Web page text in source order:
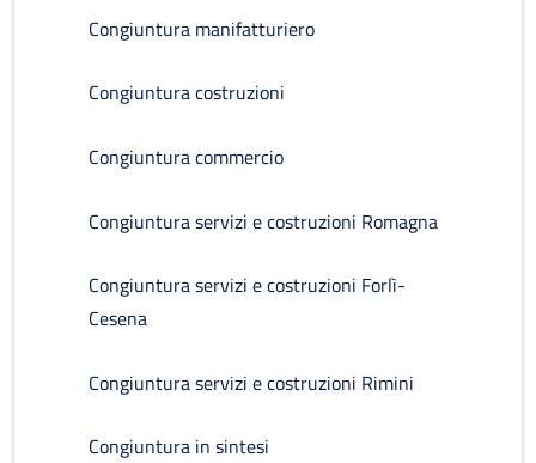
Congiuntura manifatturiero
Congiuntura costruzioni
Congiuntura commercio
Congiuntura servizi e costruzioni Romagna
Congiuntura servizi e costruzioni Forlì-
Cesena
Congiuntura servizi e costruzioni Rimini
Congiuntura in sintesi